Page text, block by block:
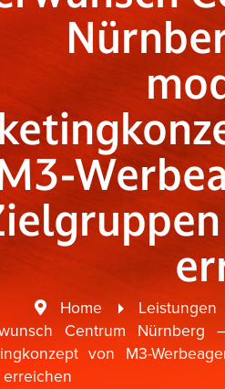
Home Leistungen
Centrum Nürnberg
von M3-